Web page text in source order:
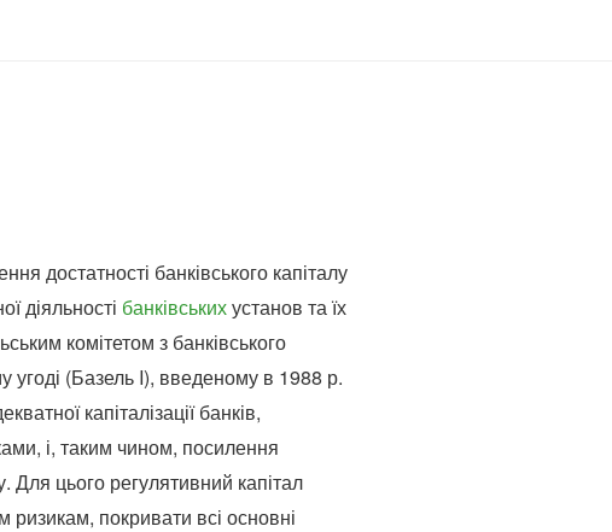
достатності банківського капіталу
діяльності банківськихустанов та їх
комітетом з банківського
угоді (Базель I), введеному в 1988 р.
капіталізації банків,
і, таким чином, посилення
Для цього регулятивний капітал
ризикам, покривати всі основні